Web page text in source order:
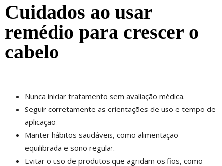
Cuidados ao usar
remédio para crescer o
cabelo
Nunca iniciar tratamento sem avaliação médica.
Seguir corretamente as orientações de uso e tempo de
aplicação.
Manter hábitos saudáveis, como alimentação
equilibrada e sono regular.
Evitar o uso de produtos que agridam os fios, como